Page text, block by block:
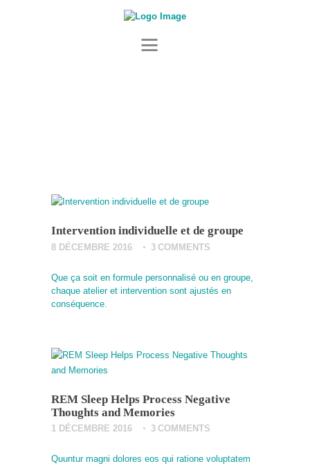
ZOOTHÉRAPIE
Intervention individuelle et de groupe
8 DÉCEMBRE 2016 3 COMMENTS
Que ça soit en formule personnalisé ou en groupe,
chaque atelier et intervention sont ajustés en
conséquence.
REM Sleep Helps Process Negative
Thoughts and Memories
1 DÉCEMBRE 2016 3 COMMENTS
Quuntur magni dolores eos qui ratione voluptatem